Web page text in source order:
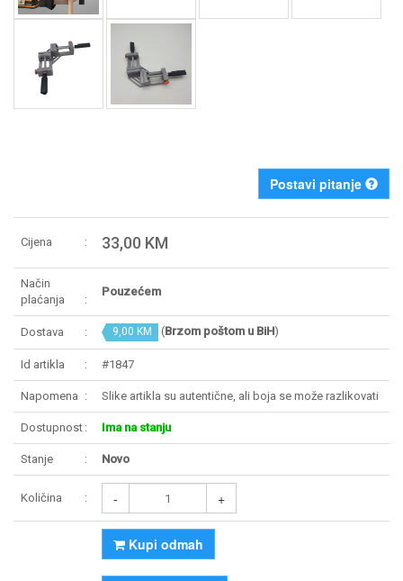
Postavi pitanje
Cijena 33,00 KM
Način
plaćanja
Pouzećem
Dostava 9,00 KM (Brzom poštom u BiH)
Id artikla #1847
Napomena Slike artikla su autentične, ali boja se može razlikovati
Dostupnost Ima na stanju
Stanje Novo
Količina - +
Kupi odmah